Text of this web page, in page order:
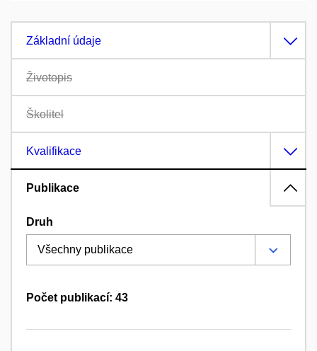
Základní údaje
Životopis
Školitel
Kvalifikace
Publikace
Druh
Počet publikací: 43